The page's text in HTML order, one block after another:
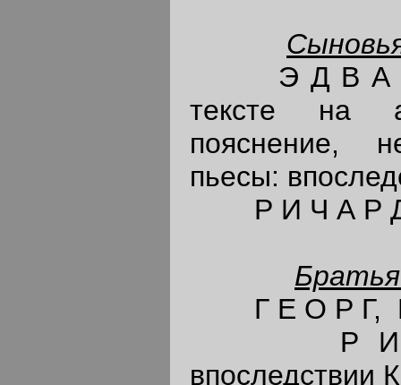
Э Д В А Р Д,
тексте на
пояснение,
пьесы:
Р И Ч А Р Д,
Г Е О Р Г,
Р И Ч А Р
впоследствии